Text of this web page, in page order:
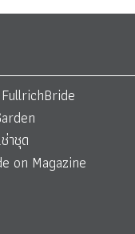
าชุด
on Magazine